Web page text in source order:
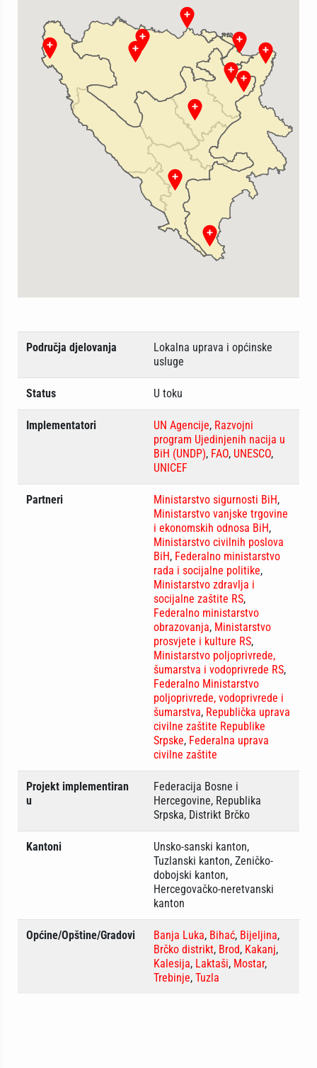
Područja djelovanja
Lokalna uprava i općinske
usluge
Status U toku
Implementatori UN Agencije, Razvojni
program Ujedinjenih nacija u
BiH (UNDP), FAO, UNESCO,
UNICEF
Partneri Ministarstvo sigurnosti BiH,
Ministarstvo vanjske trgovine
i ekonomskih odnosa BiH,
Ministarstvo civilnih poslova
BiH, Federalno ministarstvo
rada i socijalne politike,
Ministarstvo zdravlja i
socijalne zaštite RS,
Federalno ministarstvo
obrazovanja, Ministarstvo
prosvjete i kulture RS,
Ministarstvo poljoprivrede,
šumarstva i vodoprivrede RS,
Federalno Ministarstvo
poljoprivrede, vodoprivrede i
šumarstva, Republička uprava
civilne zaštite Republike
Srpske, Federalna uprava
civilne zaštite
Projekt implementiran
u
Federacija Bosne i
Hercegovine, Republika
Srpska, Distrikt Brčko
Kantoni
Unsko-sanski kanton,
Tuzlanski kanton, Zeničko-
dobojski kanton,
Hercegovačko-neretvanski
kanton
Općine/Opštine/Gradovi Banja Luka, Bihać, Bijeljina,
Brčko distrikt, Brod, Kakanj,
Kalesija, Laktaši, Mostar,
Trebinje, Tuzla